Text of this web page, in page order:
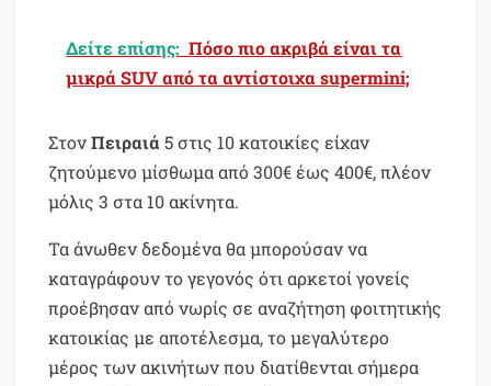
Δείτε επίσης: Πόσο πιο ακριβά είναι τα
μικρά SUV από τα αντίστοιχα supermini;
ΣτονΠειραιά 5 στις 10 κατοικίες είχαν
ζητούμενο μίσθωμα από 300€ έως 400€, πλέον
μόλις 3 στα 10 ακίνητα.
Τα άνωθεν δεδομένα θα μπορούσαν να
καταγράφουν το γεγονός ότι αρκετοί γονείς
προέβησαν από νωρίς σε αναζήτηση φοιτητικής
κατοικίας με αποτέλεσμα, το μεγαλύτερο
μέρος των ακινήτων που διατίθενται σήμερα